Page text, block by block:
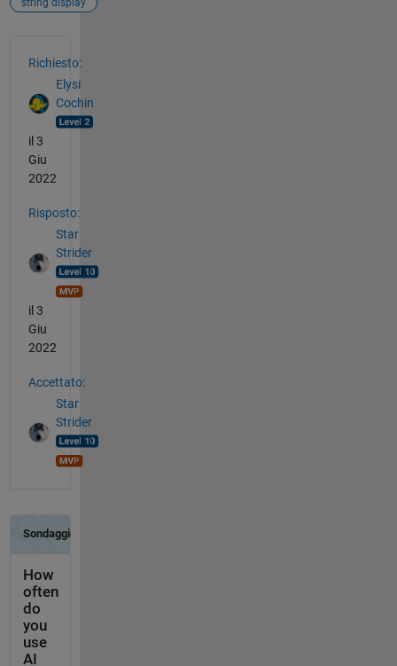
string display
Richiesto:
Elysi
Cochin
il 3
Giu
2022
Risposto:
Star
Strider
il 3
Giu
2022
Accettato:
Star
Strider